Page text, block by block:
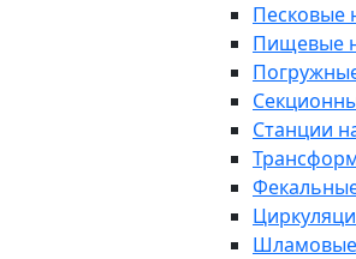
Песковые
Пищевые
Станции